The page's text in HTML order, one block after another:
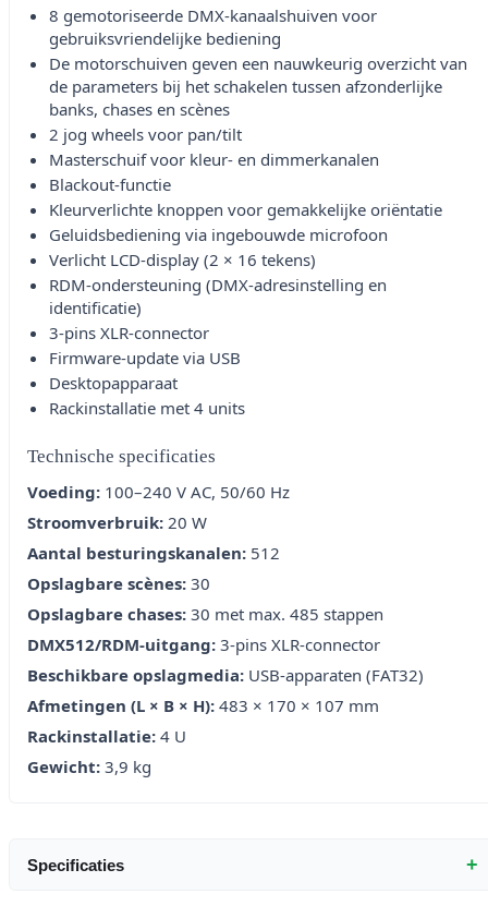
8 gemotoriseerde DMX-kanaalshuiven voor
gebruiksvriendelijke bediening
De motorschuiven geven een nauwkeurig overzicht van
de parameters bij het schakelen tussen afzonderlijke
banks, chases en scènes
2 jog wheels voor pan/tilt
Masterschuif voor kleur- en dimmerkanalen
Blackout-functie
Kleurverlichte knoppen voor gemakkelijke oriëntatie
Geluidsbediening via ingebouwde microfoon
Verlicht LCD-display (2 × 16 tekens)
RDM-ondersteuning (DMX-adresinstelling en
identificatie)
3-pins XLR-connector
Firmware-update via USB
Desktopapparaat
Rackinstallatie met 4 units
Technische specificaties
Voeding: 100–240 V AC, 50/60 Hz
Stroomverbruik: 20 W
Aantal besturingskanalen: 512
Opslagbare scènes: 30
Opslagbare chases: 30 met max. 485 stappen
DMX512/RDM-uitgang: 3-pins XLR-connector
Beschikbare opslagmedia: USB-apparaten (FAT32)
Afmetingen (L × B × H): 483 × 170 × 107 mm
Rackinstallatie: 4 U
Gewicht: 3,9 kg
Specificaties +